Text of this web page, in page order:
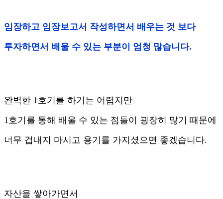
임장하고 임장보고서 작성하면서 배우는 것 보다
투자하면서 배울 수 있는 부분이 엄청 많습니다.
완벽한 1호기를 하기는 어렵지만
1호기를 통해 배울 수 있는 점들이 굉장히 많기 때문에
너무 겁내지 마시고 용기를 가지셨으면 좋겠습니다.
자산을 쌓아가면서